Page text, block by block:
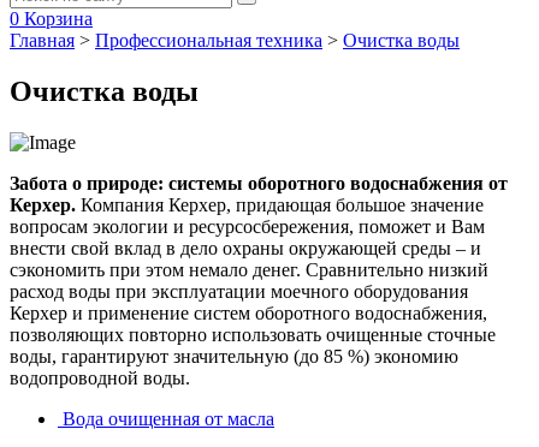
0 Корзина
Главная > Профессиональная техника > Очистка воды
Очистка воды
Забота о природе: системы оборотного водоснабжения от
Керхер. Компания Керхер, придающая большое значение
вопросам экологии и ресурсосбережения, поможет и Вам
внести свой вклад в дело охраны окружающей среды – и
сэкономить при этом немало денег. Сравнительно низкий
расход воды при эксплуатации моечного оборудования
Керхер и применение систем оборотного водоснабжения,
позволяющих повторно использовать очищенные сточные
воды, гарантируют значительную (до 85 %) экономию
водопроводной воды.
Вода очищенная от масла